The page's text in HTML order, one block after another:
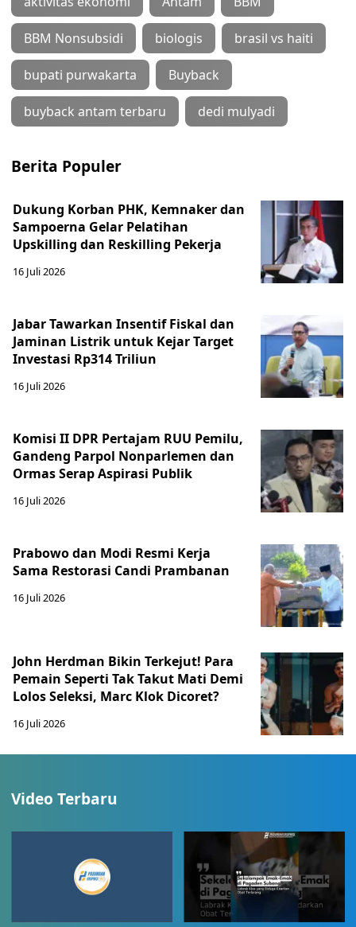
BBM Nonsubsidi biologis brasil vs haiti
bupati purwakarta Buyback
buyback antam terbaru dedi mulyadi
Berita Populer
Dukung Korban PHK, Kemnaker dan
Sampoerna Gelar Pelatihan
Upskilling dan Reskilling Pekerja
16 Juli 2026
Jabar Tawarkan Insentif Fiskal dan
Jaminan Listrik untuk Kejar Target
Investasi Rp314 Triliun
16 Juli 2026
Komisi II DPR Pertajam RUU Pemilu,
Gandeng Parpol Nonparlemen dan
Ormas Serap Aspirasi Publik
16 Juli 2026
Prabowo dan Modi Resmi Kerja
Sama Restorasi Candi Prambanan
16 Juli 2026
John Herdman Bikin Terkejut! Para
Pemain Seperti Tak Takut Mati Demi
Lolos Seleksi, Marc Klok Dicoret?
16 Juli 2026
Video Terbaru